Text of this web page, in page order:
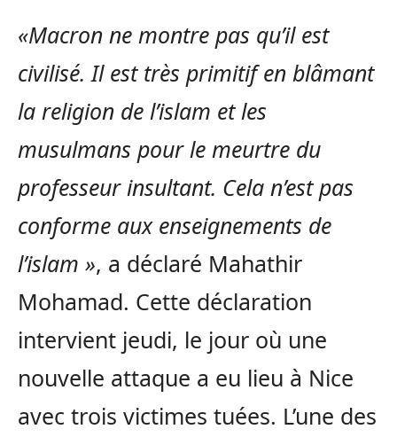
«Macron ne montre pas qu’il est
civilisé. Il est très primitif en blâmant
la religion de l’islam et les
musulmans pour le meurtre du
professeur insultant. Cela n’est pas
conforme aux enseignements de
l’islam », a déclaré Mahathir
Mohamad. Cette déclaration
intervient jeudi, le jour où une
nouvelle attaque a eu lieu à Nice
avec trois victimes tuées. L’une des